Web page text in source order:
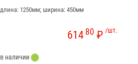
длина: 1250мм; ширина: 450мм
/шт.
61480 ₽
в наличии